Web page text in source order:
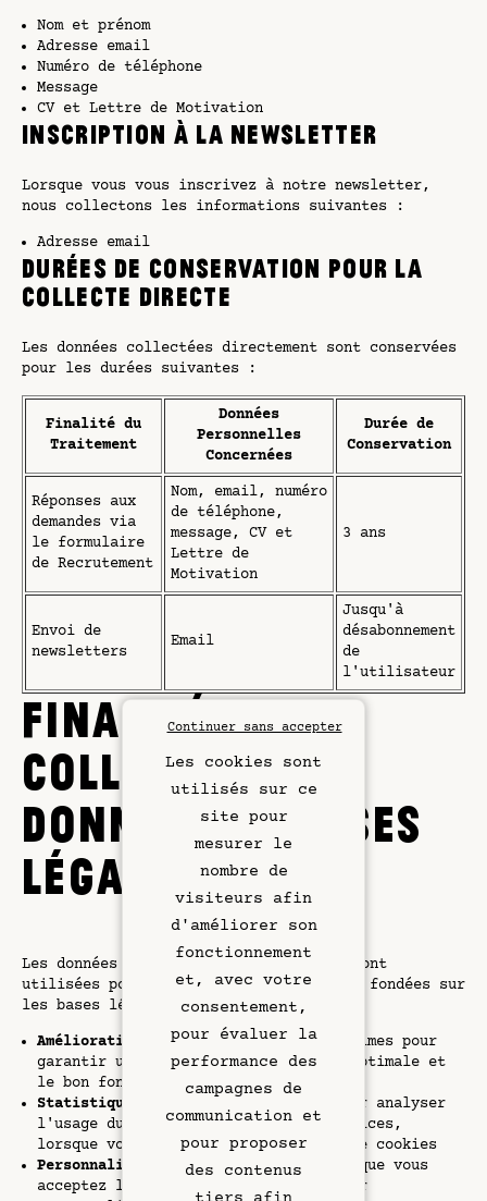
Chambres & Suites
Bar Rooftop
Restaurant
Art & Culture
Nom et prénom
Adresse email
Numéro de téléphone
Message
CV et Lettre de Motivation
Inscription à la Newsletter
Lorsque vous vous inscrivez à notre newsletter,
nous collectons les informations suivantes :
Adresse email
Durées de Conservation pour la
Collecte Directe
Les données collectées directement sont conservées
pour les durées suivantes :
Finalité du
Traitement
Données
Personnelles
Concernées
Durée de
Conservation
Réponses aux
demandes via
le formulaire
de Recrutement
Nom, email, numéro
de téléphone,
message, CV et
Lettre de
Motivation
3 ans
Envoi de
newsletters
Email
Jusqu'à
désabonnement
de
l'utilisateur
FINALITÉS DE LA
COLLECTE DES
DONNÉES ET BASES
LÉGALES
Les données collectées sur notre site sont
utilisées pour les finalités suivantes, fondées sur
les bases légales correspondantes :
Amélioration du Site :Intérêts légitimes pour
garantir une expérience utilisateur optimale et
le bon fonctionnement de notre site.
Statistiques :
Intérêts légitimes pour analyser
l'usage du site et améliorer nos services,
lorsque vous acceptez l'utilisation de cookies
Personnalisation :Consentement, lorsque vous
acceptez l'utilisation de cookies pour
Les cookies sont
utilisés sur ce
site pour
mesurer le
nombre de
visiteurs afin
d'améliorer son
fonctionnement
et, avec votre
consentement,
pour évaluer la
performance des
campagnes de
communication et
pour proposer
des contenus
Continuer sans accepter